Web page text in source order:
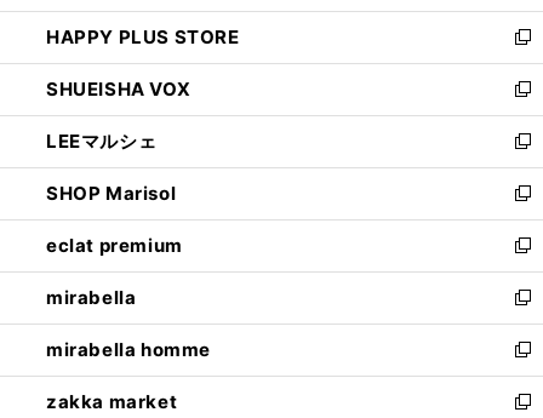
ン
ド
ウ
で
開
く
ウ
ィ
ン
ド
ウ
で
開
く
し
い
ウ
ィ
ン
ド
ウ
で
開
く
HAPPY PLUS STORE
新
し
い
ウ
ィ
ン
ド
ウ
で
開
く
SHUEISHA VOX
新
し
い
ウ
ィ
ン
ド
ウ
で
開
く
LEEマルシェ
新
し
い
ウ
ィ
ン
ド
ウ
で
開
く
SHOP Marisol
新
し
い
ウ
ィ
ン
ド
ウ
で
eclat premium
新
し
い
ウ
ィ
ン
ド
mirabella
新
し
い
ウ
ィ
mirabella homme
新
し
い
zakka market 新